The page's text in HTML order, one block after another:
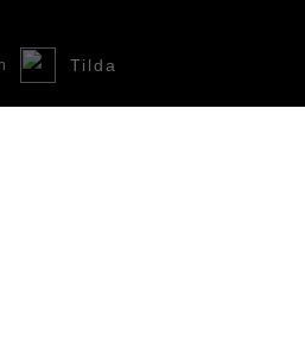
Tilda